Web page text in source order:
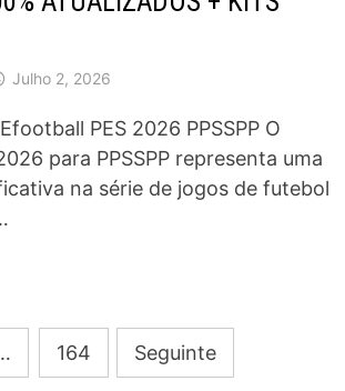
Julho 2, 2026
PES 2026 PPSSPP O
para PPSSPP representa uma
na série de jogos de futebol
164 Seguinte